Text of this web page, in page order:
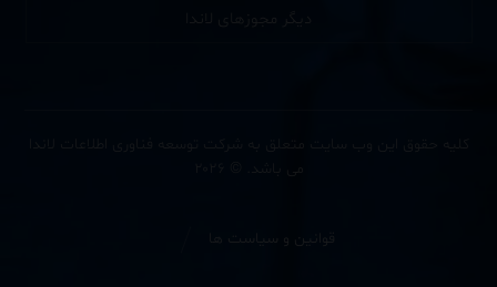
دیگر مجوزهای لاندا
کلیه حقوق این وب سایت متعلق به شرکت توسعه فناوری اطلاعات لاندا
قوانین و سیاست ها